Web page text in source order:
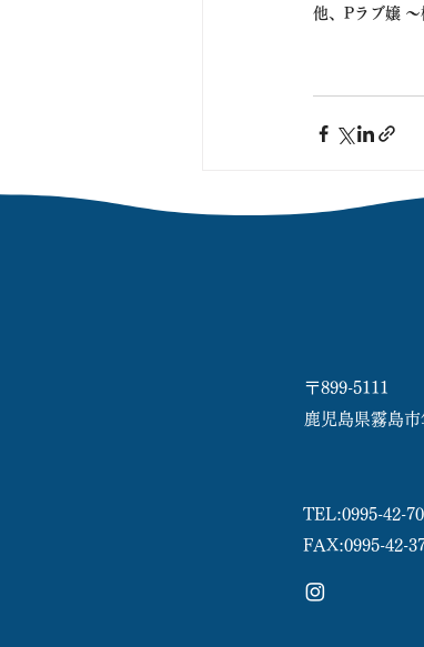
他、Pラブ嬢 〜
〒899-5111
鹿児島県霧島
TEL:0995-42-
FAX:0995-42-